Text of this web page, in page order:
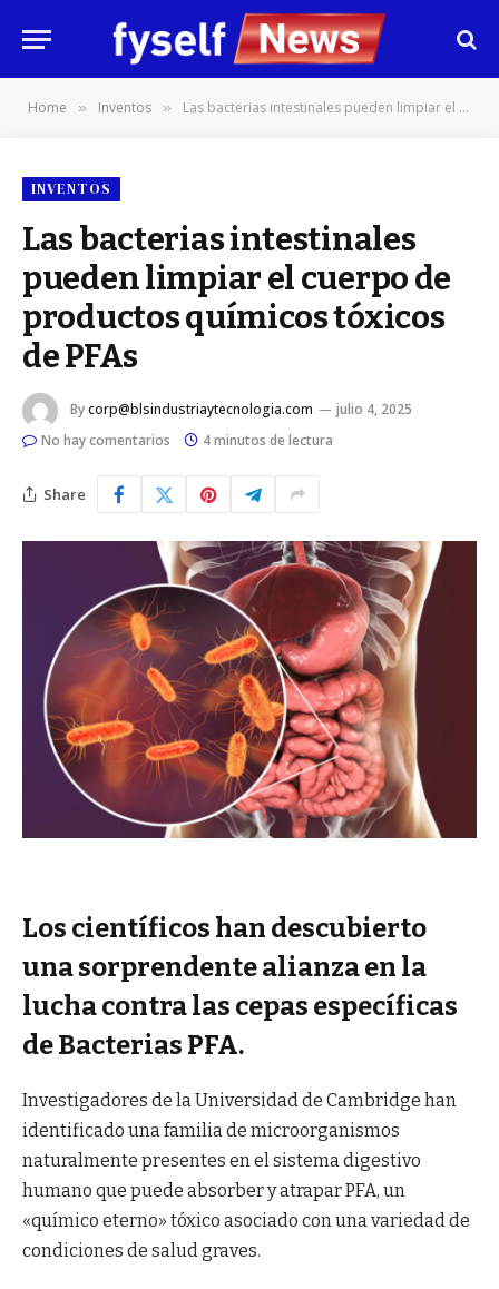
Home » Inventos » Las bacterias intestinales pueden limpiar el cuerpo de productos químicos tóxicos de PFAs
INVENTOS
Las bacterias intestinales
pueden limpiar el cuerpo de
productos químicos tóxicos
de PFAs
Bycorp@blsindustriaytecnologia.com
julio 4, 2025
No hay comentarios
4 minutos de lectura
Share
Los científicos han descubierto
una sorprendente alianza en la
lucha contra las cepas específicas
de Bacterias PFA.
Investigadores de la Universidad de Cambridge han
identificado una familia de microorganismos
naturalmente presentes en el sistema digestivo
humano que puede absorber y atrapar PFA, un
«químico eterno» tóxico asociado con una variedad de
condiciones de salud graves.